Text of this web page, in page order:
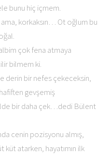
bunu hiç içmem.
ama, korkaksın… Ot oğlum bu
çok fena atmaya
bilmem ki.
derin bir nefes çekeceksin,
gevşemiş
bir daha çek…dedi Bülent
cenin pozisyonu almış,
atarken, hayatımın ilk